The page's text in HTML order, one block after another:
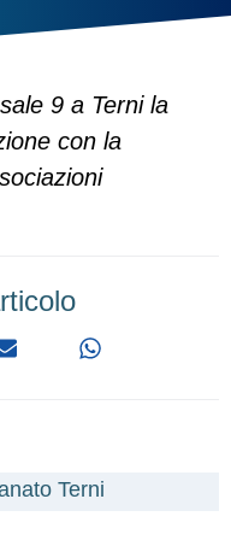
9 a Terni la
con la
Terni